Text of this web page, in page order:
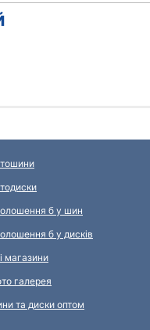
б у шин
б у дисків
магазини
галерея
та диски оптом